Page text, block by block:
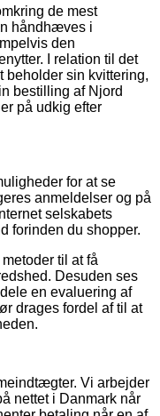
de mest
håndhæves i
den
I relation til det
beholder sin kvittering,
bestilling af Njord
på udkig efter
for at se
anmeldelser og på
selskabets
forinden du shopper.
til at få
Desuden ses
en evaluering af
drages fordel af til at
Vi arbejder
nettet i Danmark når